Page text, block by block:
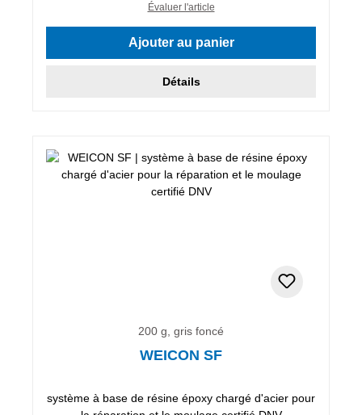
Évaluer l'article
Ajouter au panier
Détails
200 g, gris foncé
WEICON SF
système à base de résine époxy chargé d'acier pour